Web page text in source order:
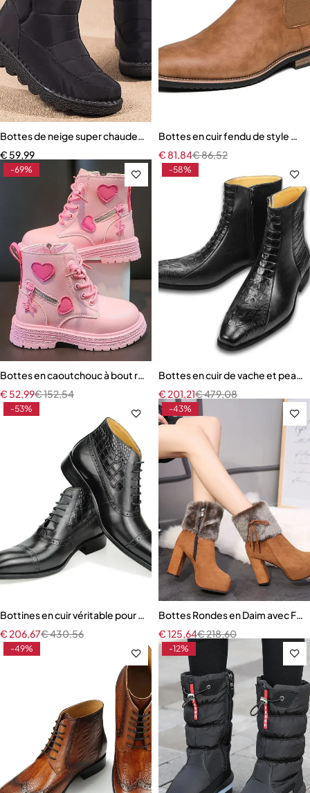
Bottes de neige super chaudes avec talons pour femmes
€ 59,99
Bottes en cuir fendu de style
€86,52
€ 81,84
-69%
Bottes en caoutchouc à bout rond pour filles
€152,54
€ 52,99
-58%
Bottes en cuir de vache et peau
€479,08
€201,21
-53%
Bottines en cuir véritable pour hommes
€430,56
€206,67
-43%
Bottes Rondes en Daim avec
€218,60
€125,64
-49% -12%